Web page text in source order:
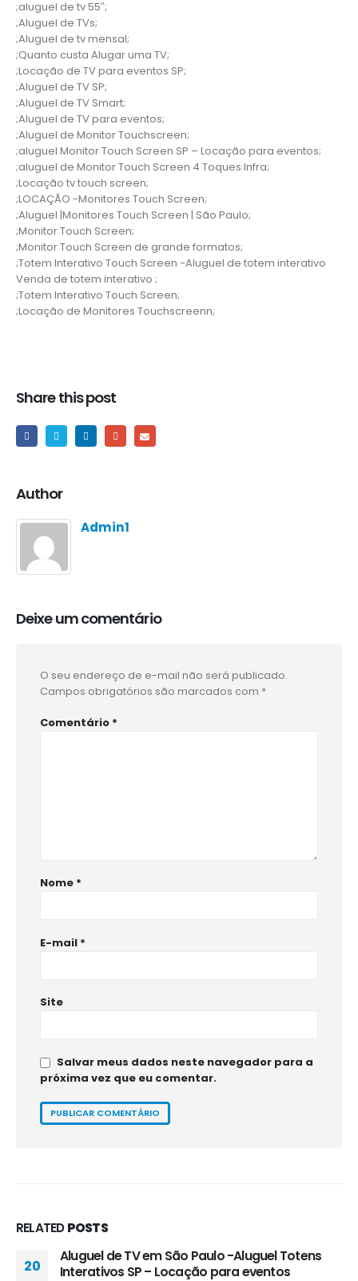
;aluguel de tv 55″;
;Aluguel de TVs;
;Aluguel de tv mensal;
;Quanto custa Alugar uma TV;
;Locação de TV para eventos SP;
;Aluguel de TV SP;
;Aluguel de TV Smart;
;Aluguel de TV para eventos;
;Aluguel de Monitor Touchscreen;
;aluguel Monitor Touch Screen SP – Locação para eventos;
;aluguel de Monitor Touch Screen 4 Toques Infra;
;Locação tv touch screen;
;LOCAÇÃO -Monitores Touch Screen;
;Aluguel |Monitores Touch Screen | São Paulo;
;Monitor Touch Screen;
;Monitor Touch Screen de grande formatos;
;Totem Interativo Touch Screen -Aluguel de totem interativo
Venda de totem interativo ;
;Totem Interativo Touch Screen;
;Locação de Monitores Touchscreenn;
Share this post
Author
Admin1
Deixe um comentário
O seu endereço de e-mail não será publicado.
Campos obrigatórios são marcados com *
Comentário *
Nome *
E-mail *
Site
Salvar meus dados neste navegador para a
próxima vez que eu comentar.
RELATEDPOSTS
20
Aluguel de TV em São Paulo -Aluguel Totens
Interativos SP – Locação para eventos